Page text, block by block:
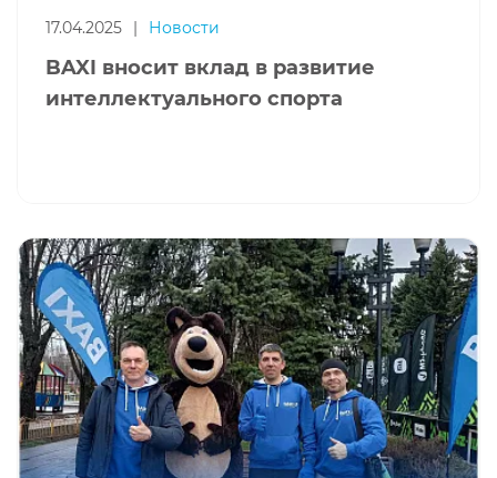
17.04.2025 | Новости
BAXI вносит вклад в развитие
интеллектуального спорта